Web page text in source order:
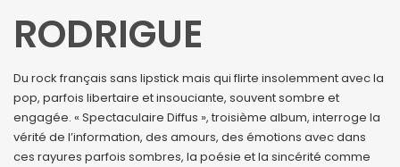
RODRIGUE
Du rock français sans lipstick mais qui flirte insolemment avec la
pop, parfois libertaire et insouciante, souvent sombre et
engagée. « Spectaculaire Diffus », troisième album, interroge la
vérité de l’information, des amours, des émotions avec dans
ces rayures parfois sombres, la poésie et la sincérité comme